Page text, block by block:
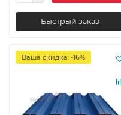
Быстрый заказ
Ваша скидка: -16%